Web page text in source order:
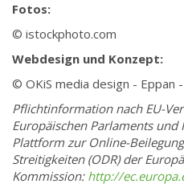
Fotos:
© istockphoto.com
Webdesign und Konzept:
© OKiS media design - Eppan
Pflichtinformation nach EU-
Europäischen Parlaments und
Plattform zur Online-
Streitigkeiten (ODR) der
Kommission: http://